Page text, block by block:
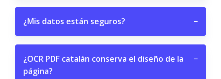
¿Mis datos están seguros? −
¿OCR PDF catalán conserva el diseño de la
página?
−